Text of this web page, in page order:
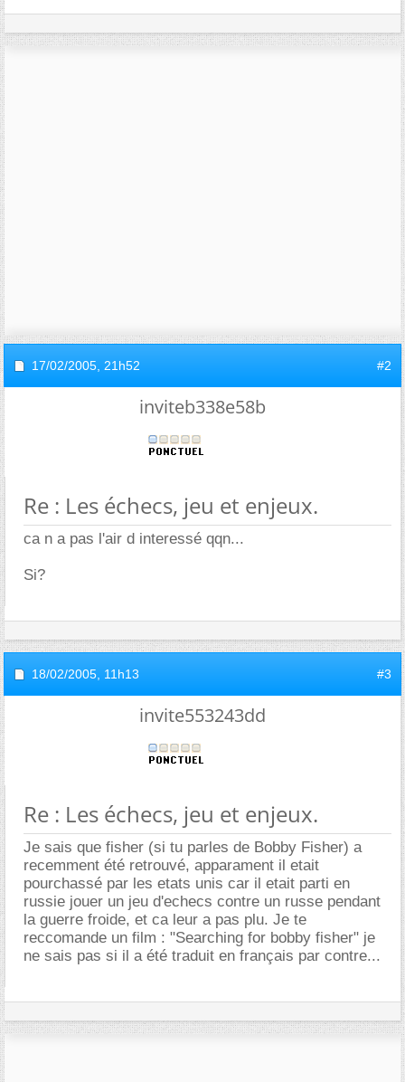
17/02/2005, 21h52 #2
inviteb338e58b
Re : Les échecs, jeu et enjeux.
ca n a pas l'air d interessé qqn...
Si?
18/02/2005, 11h13 #3
invite553243dd
Re : Les échecs, jeu et enjeux.
Je sais que fisher (si tu parles de Bobby Fisher) a
recemment été retrouvé, apparament il etait
pourchassé par les etats unis car il etait parti en
russie jouer un jeu d'echecs contre un russe pendant
la guerre froide, et ca leur a pas plu. Je te
reccomande un film : "Searching for bobby fisher" je
ne sais pas si il a été traduit en français par contre...